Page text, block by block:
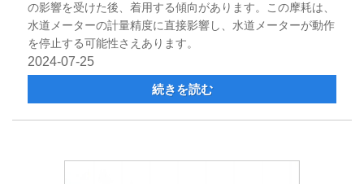
の影響を受けた後、着用する傾向があります。この摩耗は、
水道メーターの計量精度に直接影響し、水道メーターが動作
を停止する可能性さえあります。
2024-07-25
続きを読む